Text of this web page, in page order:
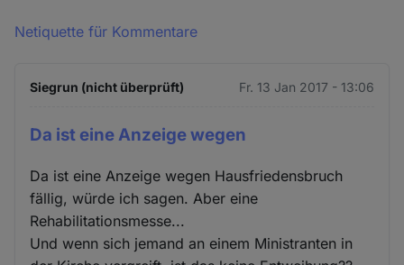
Netiquette für Kommentare
Siegrun (nicht überprüft) Fr. 13 Jan 2017 - 13:06
Da ist eine Anzeige wegen
Da ist eine Anzeige wegen Hausfriedensbruch
fällig, würde ich sagen. Aber eine
Rehabilitationsmesse...
Und wenn sich jemand an einem Ministranten in